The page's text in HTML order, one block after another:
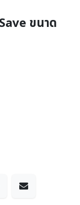
ขนาด